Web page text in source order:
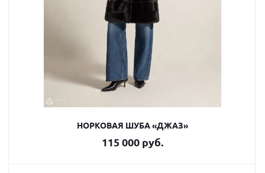
НОРКОВАЯ ШУБА «ДЖАЗ»
115 000 руб.